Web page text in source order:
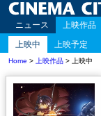
ニュース 上映作品
上映中
上映予定
Home > 上映作品 > 上映中